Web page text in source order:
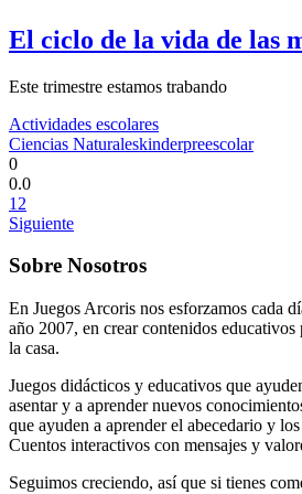
El ciclo de la vida de las
Este trimestre estamos trabando
Actividades escolares
Ciencias Naturaleskinderpreescolar
0
0.0
1 2
Siguiente
Sobre Nosotros
En Juegos Arcoris nos esforzamos cada
año 2007, en crear contenidos educativos
la casa.
Juegos didácticos y educativos que
asentar y a aprender nuevos
que ayuden a aprender el abecedario y
Cuentos interactivos con mensajes y
Seguimos creciendo, así que si tienes